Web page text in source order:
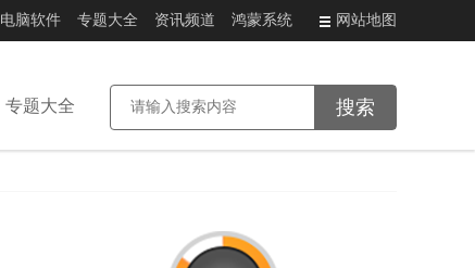
电脑软件 专题大全 资讯频道 鸿蒙系统 网站地图
专题大全